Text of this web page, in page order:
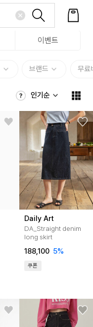
이벤트
브랜드 무료
인기순
Daily Art
DA_Straight denim
long skirt
188,100 5%
쿠폰